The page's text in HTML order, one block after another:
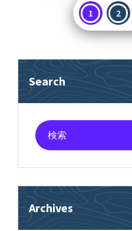
投
稿
ペ
ジ
送
り
1 2
Search
検
索
象:
Archives